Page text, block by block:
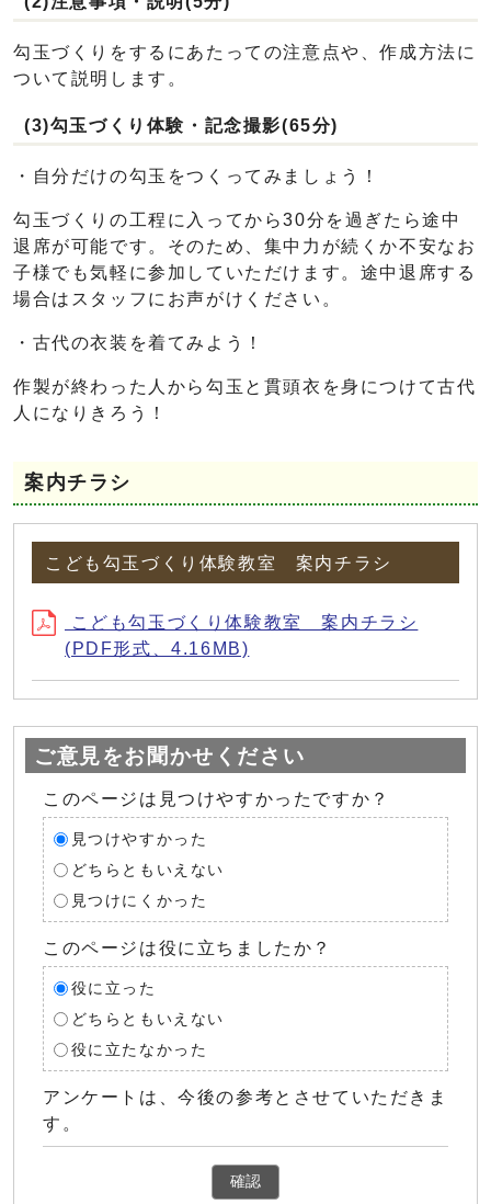
勾玉づくりをするにあたっての注意点や、作成方法に
ついて説明します。
(3)勾玉づくり体験・記念撮影(65分)
・自分だけの勾玉をつくってみましょう！
勾玉づくりの工程に入ってから30分を過ぎたら途中
退席が可能です。そのため、集中力が続くか不安なお
子様でも気軽に参加していただけます。途中退席する
場合はスタッフにお声がけください。
・古代の衣装を着てみよう！
作製が終わった人から勾玉と貫頭衣を身につけて古代
人になりきろう！
案内チラシ
こども勾玉づくり体験教室 案内チラシ
こども勾玉づくり体験教室 案内チラシ
(PDF形式、4.16MB)
ご意見をお聞かせください
このページは見つけやすかったですか？
見つけやすかった
どちらともいえない
見つけにくかった
このページは役に立ちましたか？
役に立った
どちらともいえない
役に立たなかった
アンケートは、今後の参考とさせていただきま
す。
確認